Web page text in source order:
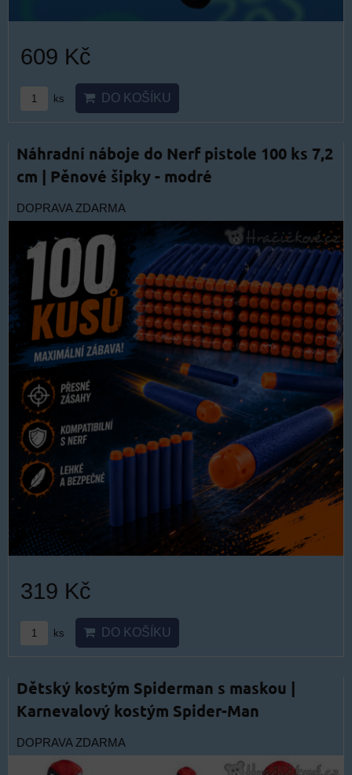
609 Kč
ks DO KOŠÍKU
Náhradní náboje do Nerf pistole 100 ks 7,2
cm | Pěnové šipky - modré
DOPRAVA ZDARMA
319 Kč
ks DO KOŠÍKU
Dětský kostým Spiderman s maskou |
Karnevalový kostým Spider-Man
DOPRAVA ZDARMA